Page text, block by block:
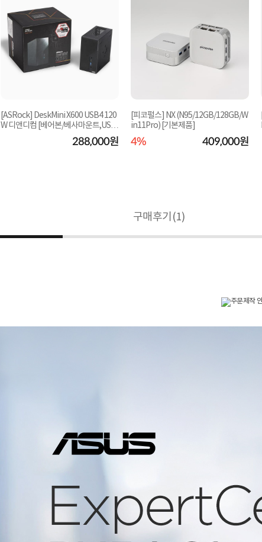
[ASRock] DeskMini X600 USB4 120
W 디앤디컴 [베어본/베사마운트,USB
288,000원
[피코펄스] NX (N95/12GB/128GB/W
in11Pro) [기본제품]
4% 409,000원
구매후기(1)